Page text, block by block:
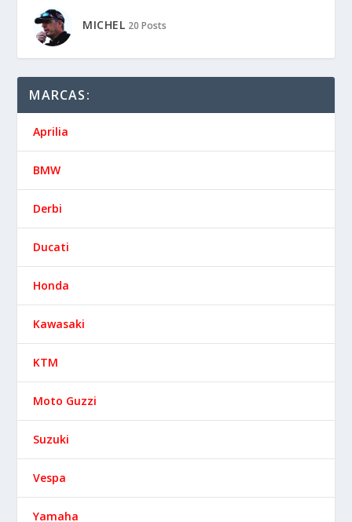
MICHEL 20 Posts
MARCAS:
Aprilia
BMW
Derbi
Ducati
Honda
Kawasaki
KTM
Moto Guzzi
Suzuki
Vespa
Yamaha